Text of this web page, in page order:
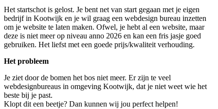
Het startschot is gelost. Je bent net van start gegaan met je eigen
bedrijf in Kootwijk en je wil graag een webdesign bureau inzetten
om je website te laten maken. Ofwel, je hebt al een website, maar
deze is niet meer op niveau anno 2026 en kan een fris jasje goed
gebruiken. Het liefst met een goede prijs/kwaliteit verhouding.
Het probleem
Je ziet door de bomen het bos niet meer. Er zijn te veel
webdesignbureaus in omgeving Kootwijk, dat je niet weet wie het
beste bij je past.
Klopt dit een beetje? Dan kunnen wij jou perfect helpen!